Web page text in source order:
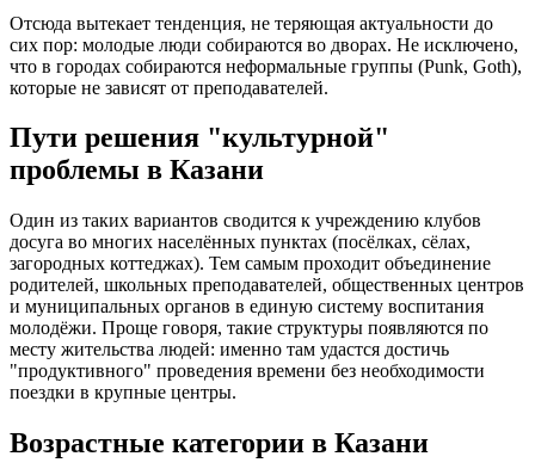
Отсюда вытекает тенденция, не теряющая актуальности до
сих пор: молодые люди собираются во дворах. Не исключено,
что в городах собираются неформальные группы (Punk, Goth),
которые не зависят от преподавателей.
Пути решения "культурной"
проблемы в Казани
Один из таких вариантов сводится к учреждению клубов
досуга во многих населённых пунктах (посёлках, сёлах,
загородных коттеджах). Тем самым проходит объединение
родителей, школьных преподавателей, общественных центров
и муниципальных органов в единую систему воспитания
молодёжи. Проще говоря, такие структуры появляются по
месту жительства людей: именно там удастся достичь
"продуктивного" проведения времени без необходимости
поездки в крупные центры.
Возрастные категории в Казани